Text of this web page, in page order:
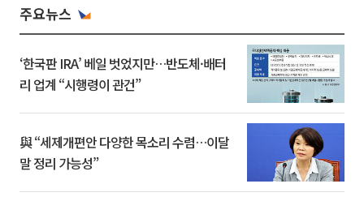
주요뉴스
‘한국판 IRA’ 베일 벗었지만…반도체·배터
리 업계 “시행령이 관건”
與 “세제개편안 다양한 목소리 수렴…이달
말 정리 가능성”